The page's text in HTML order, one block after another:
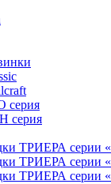
серия
серия
ТРИЕРА серии
ТРИЕРА серии
ТРИЕРА серии